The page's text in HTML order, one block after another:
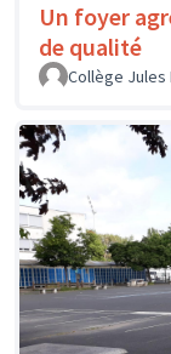
Un foyer
de qualité
Collège Jules